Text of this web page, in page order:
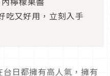
吃又好用，立刻入手
日都擁有高人氣，擁有